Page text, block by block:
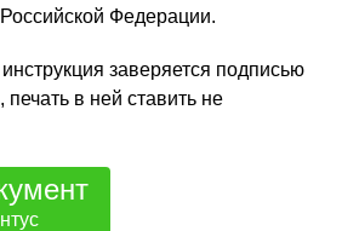
Федерации.
заверяется подписью
печать в ней ставить не